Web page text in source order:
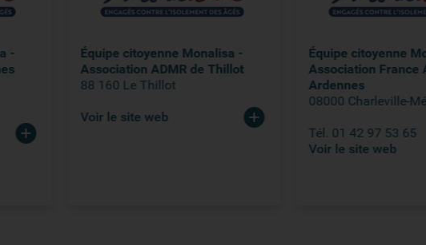
Équipe citoyenne Monalisa -
Association ADMR de Thillot
88 160 Le Thillot
Voir le site web
Équipe citoyenne Monalisa -
Association France Alzheimer
08000 Charleville-Mézières
Tél. 01 42 97 53 65
Voir le site web